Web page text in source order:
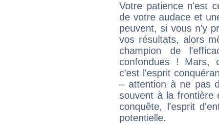
Votre patience n'est
de votre audace et
peuvent, si vous n'y
vos résultats, alors
champion de
confondues ! Mars,
c'est l'esprit
– attention à ne pas
souvent à la frontière
conquête, l'esprit
potentielle.